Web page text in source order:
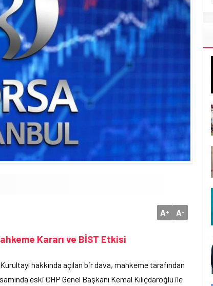
A+ A-
Kararı ve BİST Etkisi
hakkında açılan bir dava, mahkeme tarafından
eski CHP Genel Başkanı Kemal Kılıçdaroğlu ile